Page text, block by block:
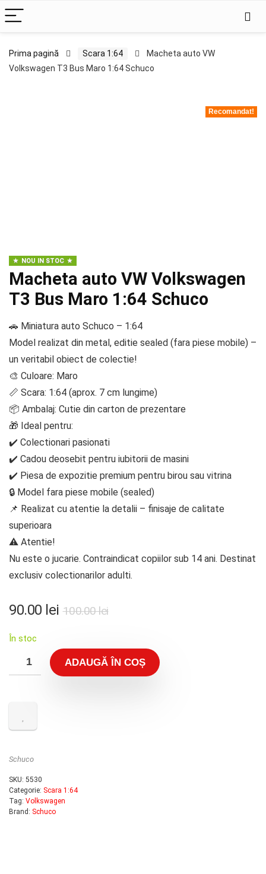
Prima pagină Scara 1:64
Macheta auto VW
Volkswagen T3 Bus Maro 1:64 Schuco
Recomandat!
NOU IN STOC
Macheta auto VW Volkswagen
T3 Bus Maro 1:64 Schuco
🚗 Miniatura auto Schuco – 1:64
Model realizat din metal, editie sealed (fara piese mobile) –
un veritabil obiect de colectie!
🎨 Culoare: Maro
📏 Scara: 1:64 (aprox. 7 cm lungime)
📦 Ambalaj: Cutie din carton de prezentare
🎁 Ideal pentru:
✔️ Colectionari pasionati
✔️ Cadou deosebit pentru iubitorii de masini
✔️ Piesa de expozitie premium pentru birou sau vitrina
🔒 Model fara piese mobile (sealed)
📌 Realizat cu atentie la detalii – finisaje de calitate
superioara
⚠️ Atentie!
Nu este o jucarie. Contraindicat copiilor sub 14 ani. Destinat
exclusiv colectionarilor adulti.
100.00lei
90.00 lei
În stoc
ADAUGĂ ÎN COȘ
Schuco
SKU: 5530
Categorie: Scara 1:64
Tag: Volkswagen
Brand: Schuco